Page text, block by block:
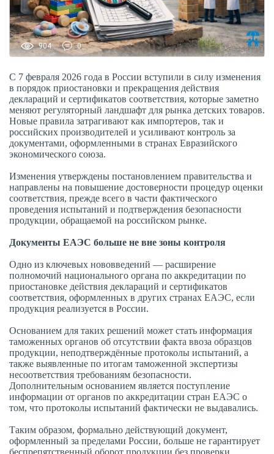
904 0
С 7 февраля 2026 года в России вступили в силу изменения
в порядок приостановки и прекращения действия
деклараций и сертификатов соответствия, которые заметно
меняют регуляторный ландшафт для рынка детских товаров.
Новые правила затрагивают как импортеров, так и
российских производителей и усиливают контроль за
документами, оформленными в странах Евразийского
экономического союза.
Изменения утверждены постановлением правительства и
направлены на повышение достоверности процедур оценки
соответствия, прежде всего в части фактического
проведения испытаний и подтверждения безопасности
продукции, обращаемой на российском рынке.
Документы ЕАЭС больше не вне зоны контроля
Одно из ключевых нововведений — расширение
полномочий национального органа по аккредитации по
приостановке действия деклараций и сертификатов
соответствия, оформленных в других странах ЕАЭС, если
продукция реализуется в России.
Основанием для таких решений может стать информация
таможенных органов об отсутствии факта ввоза образцов
продукции, неподтверждённые протоколы испытаний, а
также выявленные по итогам таможенной экспертизы
несоответствия требованиям безопасности.
Дополнительным основанием является поступление
информации от органов по аккредитации стран ЕАЭС о
том, что протоколы испытаний фактически не выдавались.
Таким образом, формально действующий документ,
оформленный за пределами России, больше не гарантирует
беспрепятственный оборот продукции без проверки